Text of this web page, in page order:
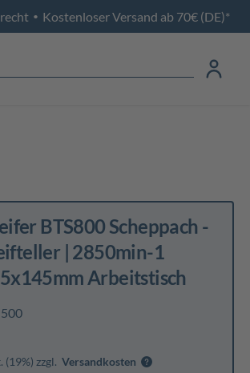
• Kostenloser Versand ab 70€ (DE)*
BTS800 Scheppach -
| 2850min-1
Arbeitstisch
(19%) zzgl. Versandkosten